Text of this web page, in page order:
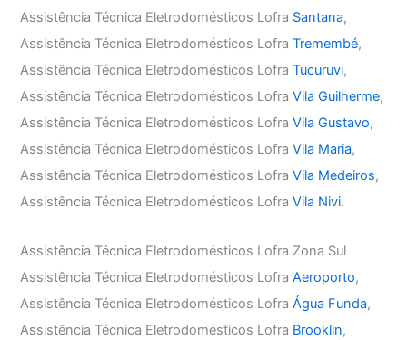
Assistência Técnica Eletrodomésticos Lofra Santana,
Assistência Técnica Eletrodomésticos LofraTremembé,
Assistência Técnica Eletrodomésticos LofraTucuruvi,
Assistência Técnica Eletrodomésticos LofraVila Guilherme,
Assistência Técnica Eletrodomésticos LofraVila Gustavo,
Assistência Técnica Eletrodomésticos LofraVila Maria,
Assistência Técnica Eletrodomésticos LofraVila Medeiros,
Assistência Técnica Eletrodomésticos LofraVila Nivi.
Assistência Técnica Eletrodomésticos Lofra Zona Sul
Assistência Técnica Eletrodomésticos LofraAeroporto,
Assistência Técnica Eletrodomésticos LofraÁgua Funda,
Assistência Técnica Eletrodomésticos Lofra Brooklin,